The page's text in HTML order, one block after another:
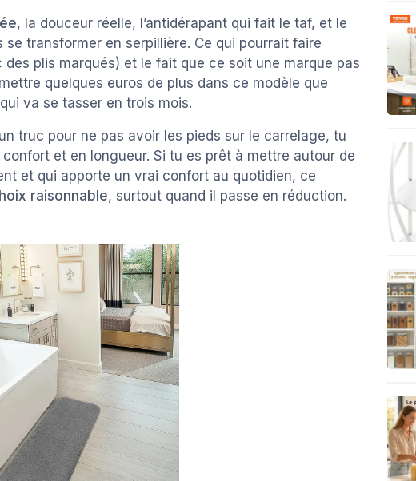
, la douceur réelle, l’antidérapant qui fait le taf, et le
transformer en serpillière. Ce qui pourrait faire
des plis marqués) et le fait que ce soit une marque pas
quelques euros de plus dans ce modèle que
va se tasser en trois mois.
truc pour ne pas avoir les pieds sur le carrelage, tu
et en longueur. Si tu es prêt à mettre autour de
et qui apporte un vrai confort au quotidien, ce
raisonnable, surtout quand il passe en réduction.